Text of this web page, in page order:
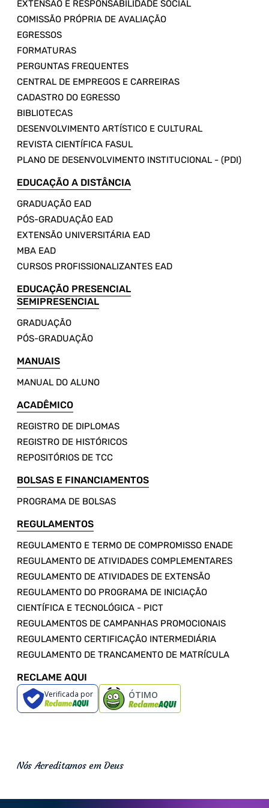
EXTENSÃO E RESPONSABILIDADE SOCIAL
COMISSÃO PRÓPRIA DE AVALIAÇÃO
EGRESSOS
FORMATURAS
PERGUNTAS FREQUENTES
CENTRAL DE EMPREGOS E CARREIRAS
CADASTRO DO EGRESSO
BIBLIOTECAS
DESENVOLVIMENTO ARTÍSTICO E CULTURAL
REVISTA CIENTÍFICA FASUL
PLANO DE DESENVOLVIMENTO INSTITUCIONAL - (PDI)
EDUCAÇÃO A DISTÂNCIA
GRADUAÇÃO EAD
PÓS-GRADUAÇÃO EAD
EXTENSÃO UNIVERSITÁRIA EAD
MBA EAD
CURSOS PROFISSIONALIZANTES EAD
EDUCAÇÃO PRESENCIAL
SEMIPRESENCIAL
GRADUAÇÃO
PÓS-GRADUAÇÃO
MANUAIS
MANUAL DO ALUNO
ACADÊMICO
REGISTRO DE DIPLOMAS
REGISTRO DE HISTÓRICOS
REPOSITÓRIOS DE TCC
BOLSAS E FINANCIAMENTOS
PROGRAMA DE BOLSAS
REGULAMENTOS
REGULAMENTO E TERMO DE COMPROMISSO ENADE
REGULAMENTO DE ATIVIDADES COMPLEMENTARES
REGULAMENTO DE ATIVIDADES DE EXTENSÃO
REGULAMENTO DO PROGRAMA DE INICIAÇÃO
CIENTÍFICA E TECNOLÓGICA - PICT
REGULAMENTOS DE CAMPANHAS PROMOCIONAIS
REGULAMENTO CERTIFICAÇÃO INTERMEDIÁRIA
REGULAMENTO DE TRANCAMENTO DE MATRÍCULA
RECLAME AQUI
Verificada por ÓTIMO
Nós Acreditamos em Deus